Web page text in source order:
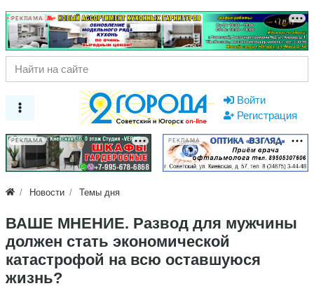
РЕКЛАМА
Войти
Регистрация
РЕКЛАМА РЕКЛАМА
Новости Темы дня
​ВАШЕ МНЕНИЕ. Развод для мужчины
должен стать экономической
катастрофой на всю оставшуюся
жизнь?